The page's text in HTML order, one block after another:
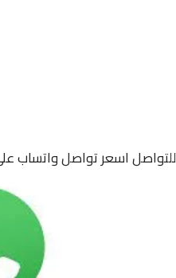
للتواصل اسعر تواصل واتساب